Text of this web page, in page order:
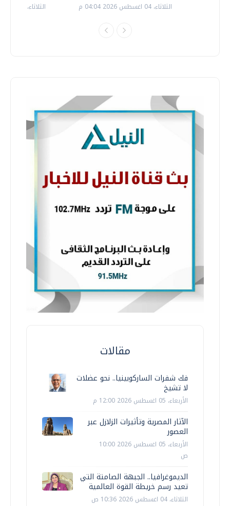
الثلاثاء، 14 يوليو 2026 06:11 م الثلاثاء، 04 اغسطس 2026 04:04 م
مقالات
فك شفرات الساركوبينيا.. نحو عضلات
لا تشيخ
الأربعاء، 05 اغسطس 2026 12:00 م
الآثار المصرية وتأثيرات الزلازل عبر
العصور
الأربعاء، 05 اغسطس 2026 10:00
ص
الديموغرافيا.. الجبهة الصامتة التي
تعيد رسم خريطة القوة العالمية
الثلاثاء، 04 اغسطس 2026 10:36 ص